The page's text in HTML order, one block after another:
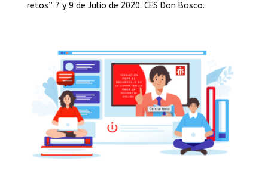
retos” 7 y 9 de Julio de 2020. CES Don Bosco.